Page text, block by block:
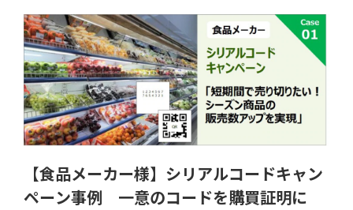
【食品メーカー様】シリアルコードキャン
ペーン事例 一意のコードを購買証明に